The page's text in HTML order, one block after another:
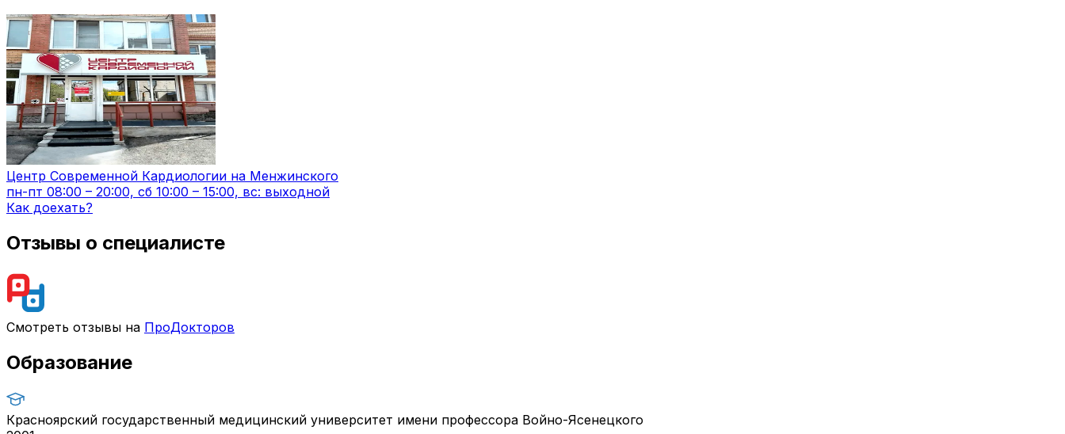
Центр Современной Кардиологии на Менжинского
пн-пт 08:00 – 20:00, сб 10:00 – 15:00, вс: выходной
Как доехать?
Отзывы о специалисте
Смотреть отзывы на ПроДокторов
Образование
Красноярский государственный медицинский университет имени профессора Войно-Ясенецкого